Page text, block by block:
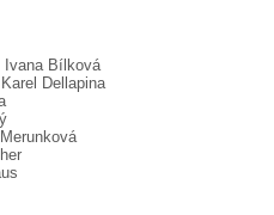
Ivana Bílková
Dellapina